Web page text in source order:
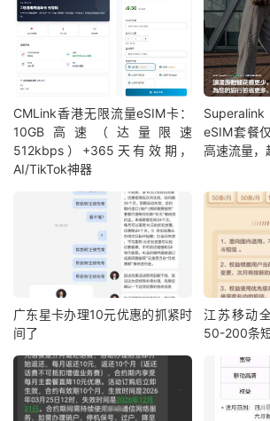
CMLink香港无限流量eSIM卡：
10GB高速（达量限速
512kbps）+365天有效期，
AI/TikTok神器
eSIM套餐
高速流量
广东星卡办理10元优惠的抓紧时
间了
江苏移动
50-200条